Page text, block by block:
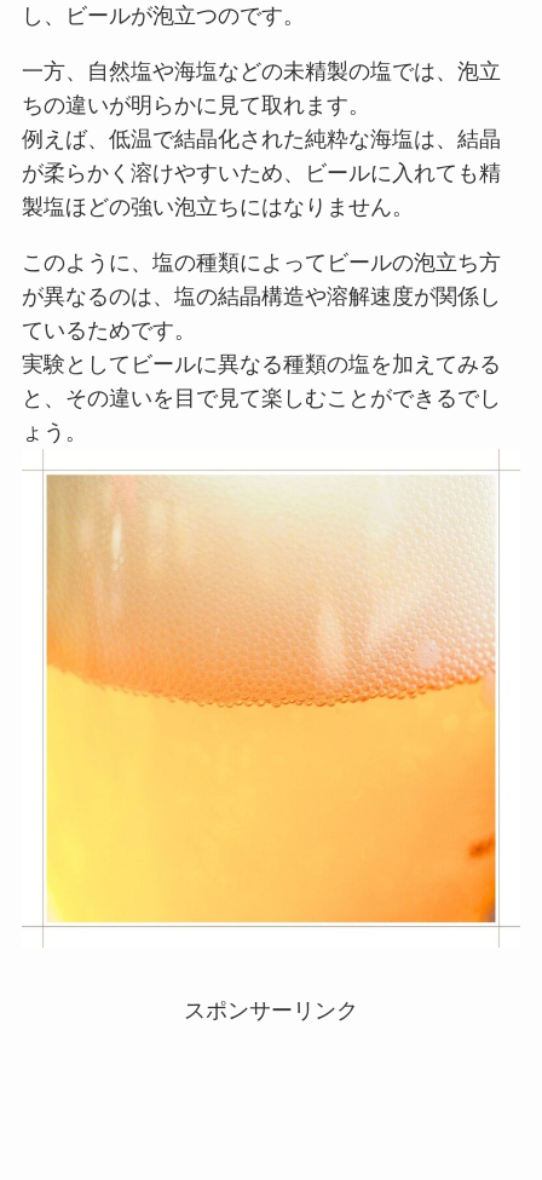
し、ビールが泡立つのです。
一方、自然塩や海塩などの未精製の塩では、泡立
ちの違いが明らかに見て取れます。
例えば、低温で結晶化された純粋な海塩は、結晶
が柔らかく溶けやすいため、ビールに入れても精
製塩ほどの強い泡立ちにはなりません。
このように、塩の種類によってビールの泡立ち方
が異なるのは、塩の結晶構造や溶解速度が関係し
ているためです。
実験としてビールに異なる種類の塩を加えてみる
と、その違いを目で見て楽しむことができるでし
ょう。
スポンサーリンク